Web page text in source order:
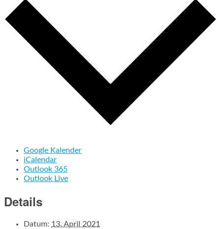
Google Kalender
iCalendar
Outlook 365
Outlook Live
Details
Datum: 13. April 2021